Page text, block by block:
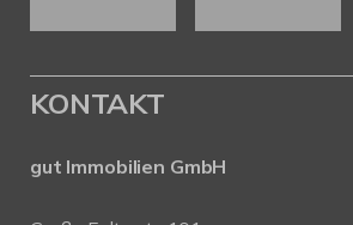
KONTAKT
gut Immobilien GmbH